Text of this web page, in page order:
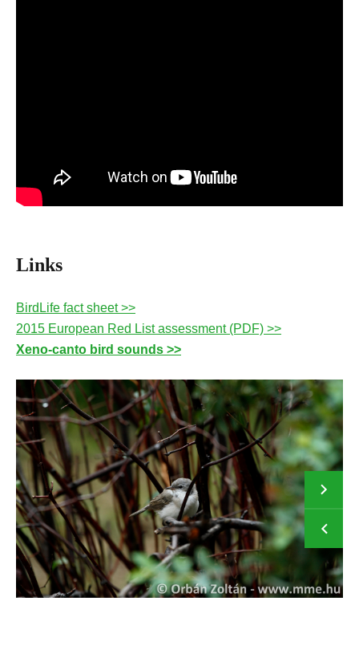
Links
BirdLife fact sheet >>
2015 European Red List assessment (PDF) >>
Xeno-canto bird sounds >>